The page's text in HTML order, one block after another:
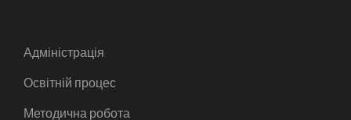
Адміністрація
Освітній процес
Методична робота